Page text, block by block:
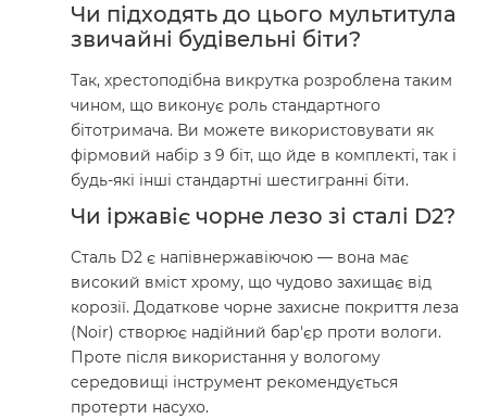
Чи підходять до цього мультитула
звичайні будівельні біти?
Так, хрестоподібна викрутка розроблена таким
чином, що виконує роль стандартного
бітотримача. Ви можете використовувати як
фірмовий набір з 9 біт, що йде в комплекті, так і
будь-які інші стандартні шестигранні біти.
Чи іржавіє чорне лезо зі сталі D2?
Сталь D2 є напівнержавіючою — вона має
високий вміст хрому, що чудово захищає від
корозії. Додаткове чорне захисне покриття леза
(Noir) створює надійний бар'єр проти вологи.
Проте після використання у вологому
середовищі інструмент рекомендується
протерти насухо.